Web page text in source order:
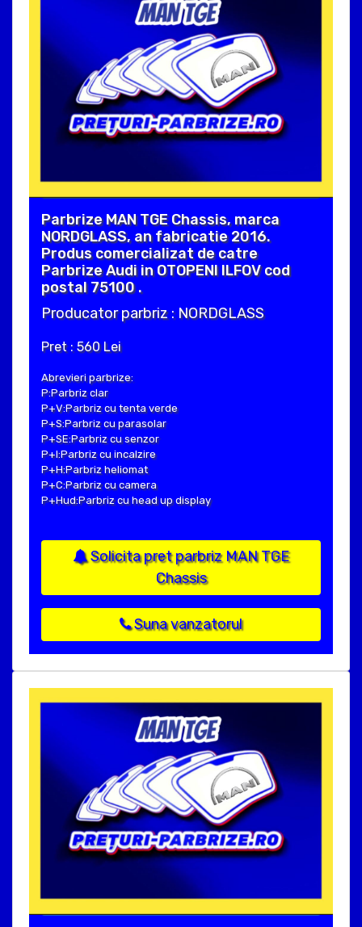
Parbrize MAN TGE Chassis, marca
NORDGLASS, an fabricatie 2016.
Produs comercializat de catre
Parbrize Audi in OTOPENI ILFOV cod
postal 75100 .
Producator parbriz : NORDGLASS
Pret : 560 Lei
Abrevieri parbrize:
P:Parbriz clar
P+V:Parbriz cu tenta verde
P+S:Parbriz cu parasolar
P+SE:Parbriz cu senzor
P+I:Parbriz cu incalzire
P+H:Parbriz heliomat
P+C:Parbriz cu camera
P+Hud:Parbriz cu head up display
Solicita pret parbriz MAN TGE
Chassis
Suna vanzatorul